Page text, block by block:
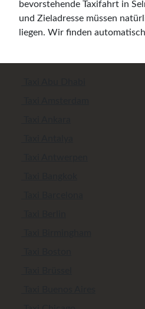
bevorstehende Taxifahrt in
und Zieladresse müssen
liegen. Wir finden